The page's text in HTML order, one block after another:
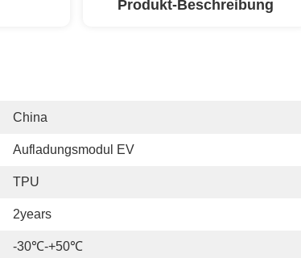
Produkt-Beschreibung
China
Aufladungsmodul EV
TPU
2years
-30℃-+50℃